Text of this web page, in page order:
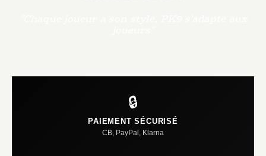
🔒
PAIEMENT SÉCURISÉ
CB, PayPal, Klarna